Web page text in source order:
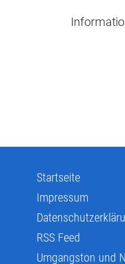
Startseite
Impressum
RSS Feed
Umgangston und